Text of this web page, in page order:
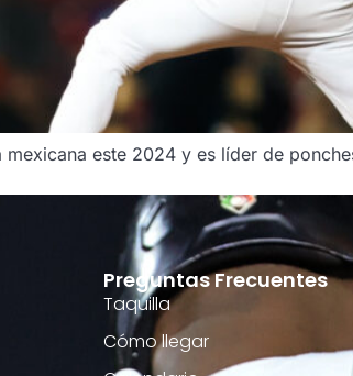
este 2024 y es líder de
Preguntas Frecuentes
Taquilla
Cómo llegar